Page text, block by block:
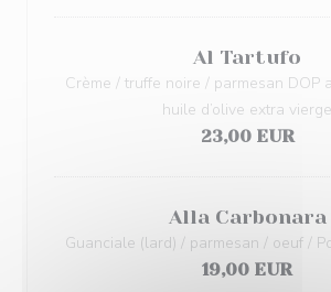
Al Tartufo
Crème / truffe noire / parmesan DOP
huile d’olive extra vierge
23,00 EUR
Alla Carbonara
Guanciale (lard) / parmesan / oeuf /
19,00 EUR